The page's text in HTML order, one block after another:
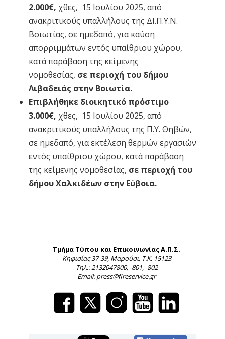
2.000€, χθες, 15 Ιουλίου 2025, από
ανακριτικούς υπαλλήλους της ΔΙ.Π.Υ.Ν.
Βοιωτίας, σε ημεδαπό, για καύση
απορριμμάτων εντός υπαίθριου χώρου,
κατά παράβαση της κείμενης
νομοθεσίας, σε περιοχή του δήμου
Λιβαδειάς στην Βοιωτία.
Επιβλήθηκε διοικητικό πρόστιμο
3.000€, χθες, 15 Ιουλίου 2025, από
ανακριτικούς υπαλλήλους της Π.Υ. Θηβών,
σε ημεδαπό, για εκτέλεση θερμών εργασιών
εντός υπαίθριου χώρου, κατά παράβαση
της κείμενης νομοθεσίας, σε περιοχή του
δήμου Χαλκιδέων στην Εύβοια.
Τμήμα Τύπου και Επικοινωνίας Α.Π.Σ.
Κηφισίας 37-39, Μαρούσι, Τ.Κ. 15123
Τηλ.: 2132047800, -801, -802
Email: press@fireservice.gr